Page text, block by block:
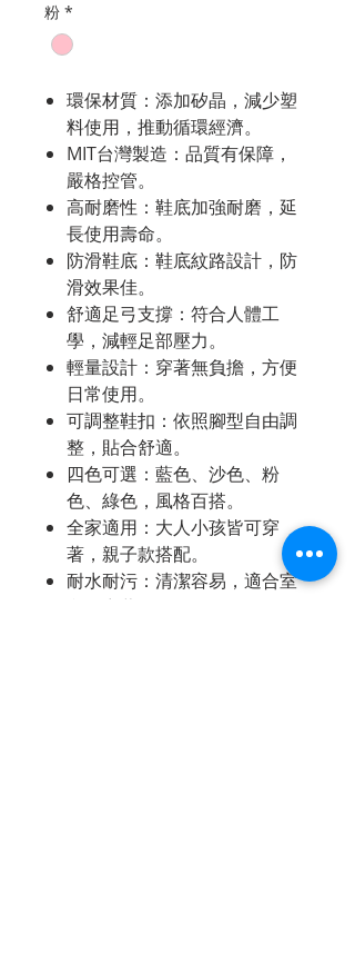
粉 *
環保材質：添加矽晶，減少塑
料使用，推動循環經濟。
MIT台灣製造：品質有保障，
嚴格控管。
高耐磨性：鞋底加強耐磨，延
長使用壽命。
防滑鞋底：鞋底紋路設計，防
滑效果佳。
舒適足弓支撐：符合人體工
學，減輕足部壓力。
輕量設計：穿著無負擔，方便
日常使用。
可調整鞋扣：依照腳型自由調
整，貼合舒適。
四色可選：藍色、沙色、粉
色、綠色，風格百搭。
全家適用：大人小孩皆可穿
著，親子款搭配。
耐水耐污：清潔容易，適合室
內外穿著。